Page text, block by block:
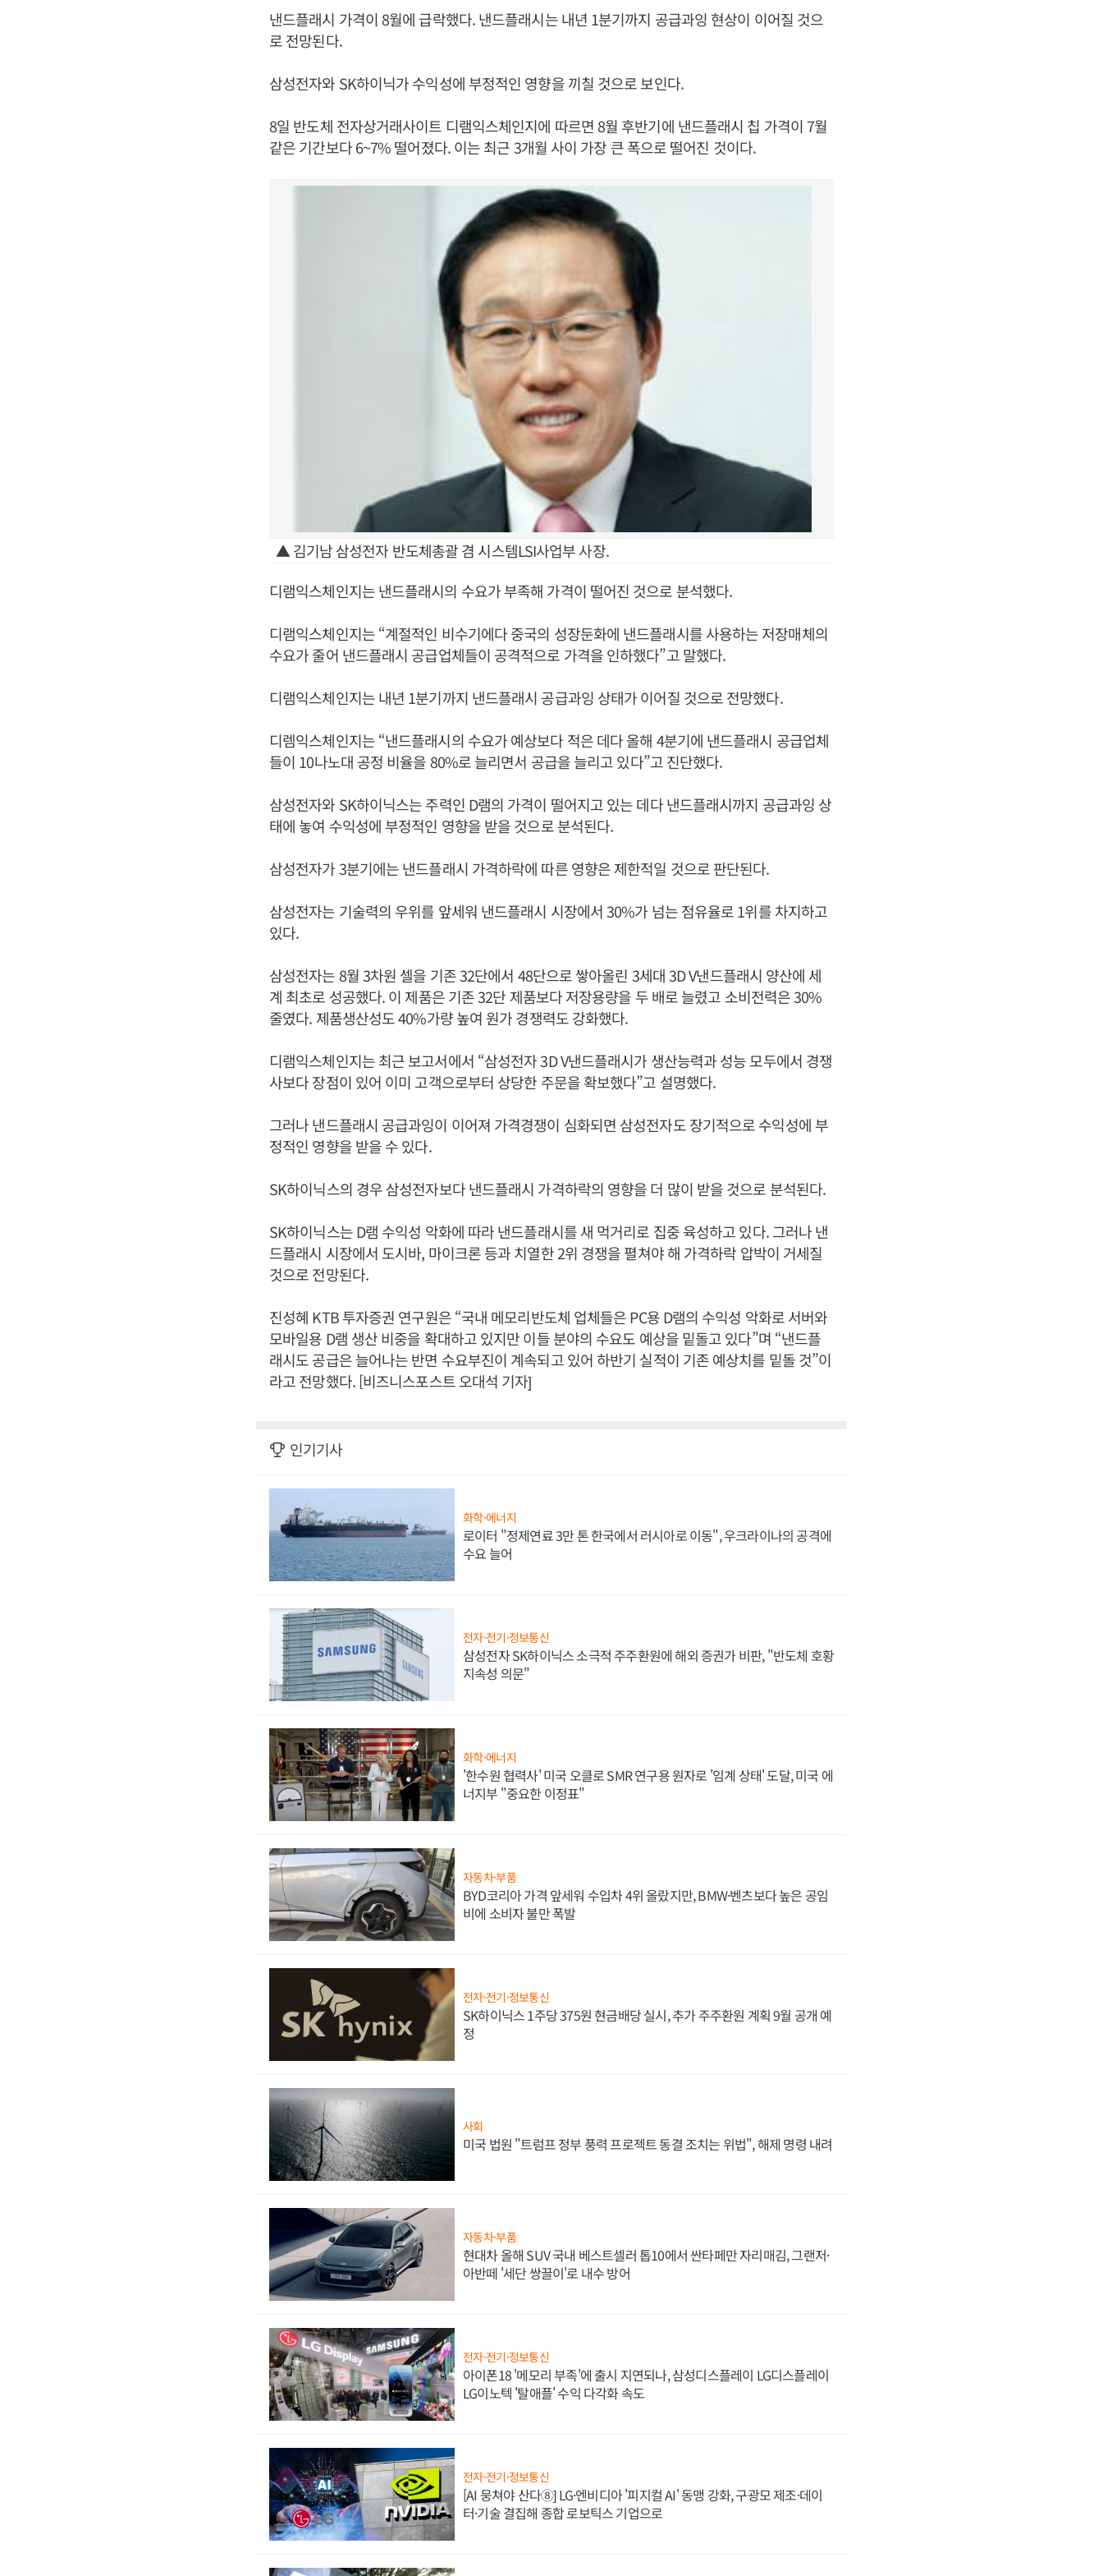
낸드플래시 가격이 8월에 급락했다. 낸드플래시는 내년 1분기까지 공급과잉 현상이 이어질 것으
로 전망된다.
삼성전자와 SK하이닉가 수익성에 부정적인 영향을 끼칠 것으로 보인다.
8일 반도체 전자상거래사이트 디램익스체인지에 따르면 8월 후반기에 낸드플래시 칩 가격이 7월
같은 기간보다 6~7% 떨어졌다. 이는 최근 3개월 사이 가장 큰 폭으로 떨어진 것이다.
▲ 김기남 삼성전자 반도체총괄 겸 시스템LSI사업부 사장.
디램익스체인지는 낸드플래시의 수요가 부족해 가격이 떨어진 것으로 분석했다.
디램익스체인지는 “계절적인 비수기에다 중국의 성장둔화에 낸드플래시를 사용하는 저장매체의
수요가 줄어 낸드플래시 공급업체들이 공격적으로 가격을 인하했다”고 말했다.
디램익스체인지는 내년 1분기까지 낸드플래시 공급과잉 상태가 이어질 것으로 전망했다.
디렘익스체인지는 “낸드플래시의 수요가 예상보다 적은 데다 올해 4분기에 낸드플래시 공급업체
들이 10나노대 공정 비율을 80%로 늘리면서 공급을 늘리고 있다”고 진단했다.
삼성전자와 SK하이닉스는 주력인 D램의 가격이 떨어지고 있는 데다 낸드플래시까지 공급과잉 상
태에 놓여 수익성에 부정적인 영향을 받을 것으로 분석된다.
삼성전자가 3분기에는 낸드플래시 가격하락에 따른 영향은 제한적일 것으로 판단된다.
삼성전자는 기술력의 우위를 앞세워 낸드플래시 시장에서 30%가 넘는 점유율로 1위를 차지하고
있다.
삼성전자는 8월 3차원 셀을 기존 32단에서 48단으로 쌓아올린 3세대 3D V낸드플래시 양산에 세
계 최초로 성공했다. 이 제품은 기존 32단 제품보다 저장용량을 두 배로 늘렸고 소비전력은 30%
줄였다. 제품생산성도 40%가량 높여 원가 경쟁력도 강화했다.
디램익스체인지는 최근 보고서에서 “삼성전자 3D V낸드플래시가 생산능력과 성능 모두에서 경쟁
사보다 장점이 있어 이미 고객으로부터 상당한 주문을 확보했다”고 설명했다.
그러나 낸드플래시 공급과잉이 이어져 가격경쟁이 심화되면 삼성전자도 장기적으로 수익성에 부
정적인 영향을 받을 수 있다.
SK하이닉스의 경우 삼성전자보다 낸드플래시 가격하락의 영향을 더 많이 받을 것으로 분석된다.
SK하이닉스는 D램 수익성 악화에 따라 낸드플래시를 새 먹거리로 집중 육성하고 있다. 그러나 낸
드플래시 시장에서 도시바, 마이크론 등과 치열한 2위 경쟁을 펼쳐야 해 가격하락 압박이 거세질
것으로 전망된다.
진성혜 KTB 투자증권 연구원은 “국내 메모리반도체 업체들은 PC용 D램의 수익성 악화로 서버와
모바일용 D램 생산 비중을 확대하고 있지만 이들 분야의 수요도 예상을 밑돌고 있다”며 “낸드플
래시도 공급은 늘어나는 반면 수요부진이 계속되고 있어 하반기 실적이 기존 예상치를 밑돌 것”이
라고 전망했다. [비즈니스포스트 오대석 기자]
인기기사
화학·에너지
로이터 "정제연료 3만 톤 한국에서 러시아로 이동", 우크라이나의 공격에
수요 늘어
전자·전기·정보통신
삼성전자 SK하이닉스 소극적 주주환원에 해외 증권가 비판, "반도체 호황
지속성 의문"
화학·에너지
'한수원 협력사' 미국 오클로 SMR 연구용 원자로 '임계 상태' 도달, 미국 에
너지부 "중요한 이정표"
자동차·부품
BYD코리아 가격 앞세워 수입차 4위 올랐지만, BMW·벤츠보다 높은 공임
비에 소비자 불만 폭발
전자·전기·정보통신
SK하이닉스 1주당 375원 현금배당 실시, 추가 주주환원 계획 9월 공개 예
정
사회
미국 법원 "트럼프 정부 풍력 프로젝트 동결 조치는 위법", 해제 명령 내려
자동차·부품
현대차 올해 SUV 국내 베스트셀러 톱10에서 싼타페만 자리매김, 그랜저·
아반떼 '세단 쌍끌이'로 내수 방어
전자·전기·정보통신
아이폰18 '메모리 부족'에 출시 지연되나, 삼성디스플레이 LG디스플레이
LG이노텍 '탈애플' 수익 다각화 속도
전자·전기·정보통신
[AI 뭉쳐야 산다⑧] LG·엔비디아 '피지컬 AI' 동맹 강화, 구광모 제조·데이
터·기술 결집해 종합 로보틱스 기업으로